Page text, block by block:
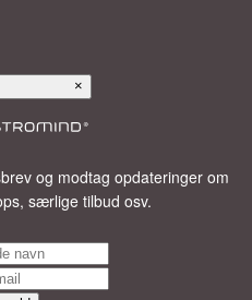
×
og modtag opdateringer om
særlige tilbud osv.